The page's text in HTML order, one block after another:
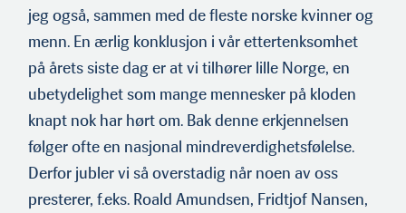
jeg også, sammen med de fleste norske kvinner og
menn. En ærlig konklusjon i vår ettertenksomhet
på årets siste dag er at vi tilhører lille Norge, en
ubetydelighet som mange mennesker på kloden
knapt nok har hørt om. Bak denne erkjennelsen
følger ofte en nasjonal mindreverdighetsfølelse.
Derfor jubler vi så overstadig når noen av oss
presterer, f.eks. Roald Amundsen, Fridtjof Nansen,